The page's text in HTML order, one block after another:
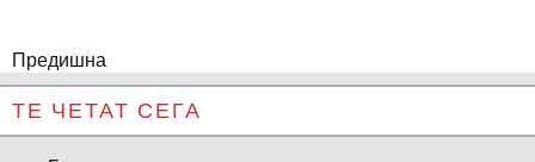
Предишна
ТЕ ЧЕТАТ СЕГА